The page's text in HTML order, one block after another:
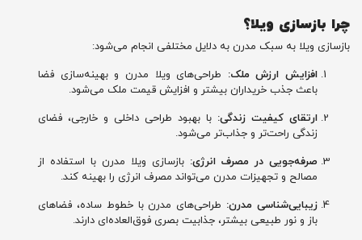
چرا بازسازی ویلا؟
بازسازی ویلا به سبک مدرن به دلایل مختلفی انجام می‌شود:
افزایش ارزش ملک: طراحی‌های ویلا مدرن و بهینه‌سازی فضا
باعث جذب خریداران بیشتر و افزایش قیمت ملک می‌شود.
ارتقای کیفیت زندگی: با بهبود طراحی داخلی و خارجی، فضای
زندگی راحت‌تر و جذاب‌تر می‌شود.
صرفه‌جویی در مصرف انرژی: بازسازی ویلا مدرن با استفاده از
مصالح و تجهیزات مدرن می‌تواند مصرف انرژی را بهینه کند.
زیبایی‌شناسی مدرن: طراحی‌های مدرن با خطوط ساده، فضاهای
باز و نور طبیعی بیشتر، جذابیت بصری فوق‌العاده‌ای دارند.